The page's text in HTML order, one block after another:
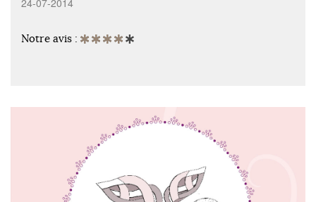
24-07-2014
Notre avis :